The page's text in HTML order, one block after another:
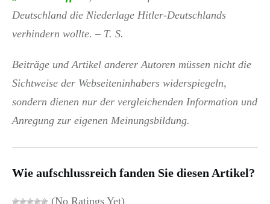
Deutschland die Niederlage Hitler-Deutschlands
verhindern wollte. – T. S.
Beiträge und Artikel anderer Autoren müssen nicht die
Sichtweise der Webseiteninhabers widerspiegeln,
sondern dienen nur der vergleichenden Information und
Anregung zur eigenen Meinungsbildung.
Wie aufschlussreich fanden Sie diesen Artikel?
(No Ratings Yet)